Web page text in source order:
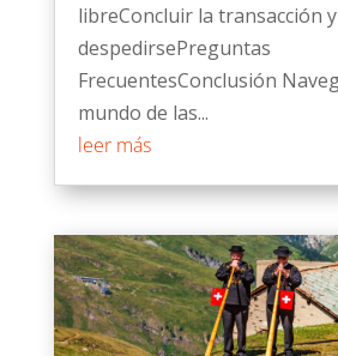
libreConcluir la transacción y
despedirsePreguntas
FrecuentesConclusión
mundo de las...
leer más